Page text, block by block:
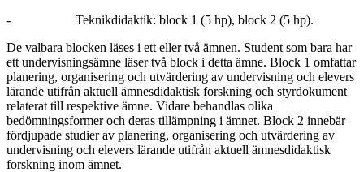
- Teknikdidaktik: block 1 (5 hp), block 2 (5 hp).
De valbara blocken läses i ett eller två ämnen. Student som bara har
ett undervisningsämne läser två block i detta ämne. Block 1 omfattar
planering, organisering och utvärdering av undervisning och elevers
lärande utifrån aktuell ämnesdidaktisk forskning och styrdokument
relaterat till respektive ämne. Vidare behandlas olika
bedömningsformer och deras tillämpning i ämnet. Block 2 innebär
fördjupade studier av planering, organisering och utvärdering av
undervisning och elevers lärande utifrån aktuell ämnesdidaktisk
forskning inom ämnet.